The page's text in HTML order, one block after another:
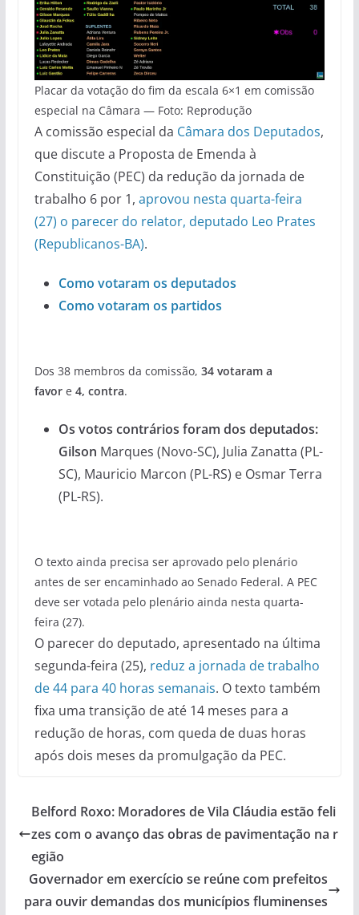
Placar da votação do fim da escala 6×1 em comissão
especial na Câmara — Foto: Reprodução
A comissão especial da Câmara dos Deputados,
que discute a Proposta de Emenda à
Constituição (PEC) da redução da jornada de
trabalho 6 por 1, aprovou nesta quarta-feira
(27) o parecer do relator, deputado Leo Prates
(Republicanos-BA).
Como votaram os deputados
Como votaram os partidos
Dos 38 membros da comissão, 34 votaram a
favore 4, contra.
Os votos contrários foram dos deputados:
Gilson Marques (Novo-SC), Julia Zanatta (PL-
SC), Mauricio Marcon (PL-RS) e Osmar Terra
(PL-RS).
O texto ainda precisa ser aprovado pelo plenário
antes de ser encaminhado ao Senado Federal. A PEC
deve ser votada pelo plenário ainda nesta quarta-
feira (27).
O parecer do deputado, apresentado na última
segunda-feira (25), reduz a jornada de trabalho
de 44 para 40 horas semanais. O texto também
fixa uma transição de até 14 meses para a
redução de horas, com queda de duas horas
após dois meses da promulgação da PEC.
Belford Roxo: Moradores de Vila Cláudia estão feli
zes com o avanço das obras de pavimentação na r
egião
Governador em exercício se reúne com prefeitos
para ouvir demandas dos municípios fluminenses